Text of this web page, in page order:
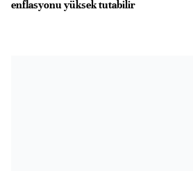
enflasyonu yüksek tutabilir